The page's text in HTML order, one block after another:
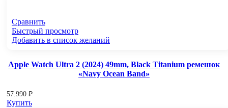
Сравнить
Быстрый просмотр
Добавить в список желаний
Apple Watch Ultra 2 (2024) 49mm, Black Titanium ремешок
«Navy Ocean Band»
57.990 ₽
Купить